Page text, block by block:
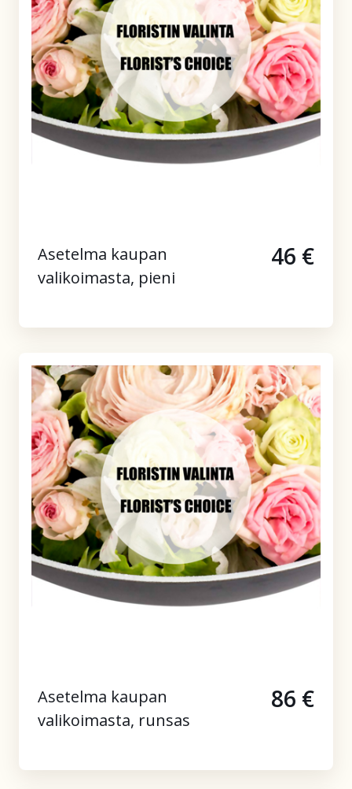
Asetelma kaupan
valikoimasta, pieni
46 €
Asetelma kaupan
valikoimasta, runsas
86 €